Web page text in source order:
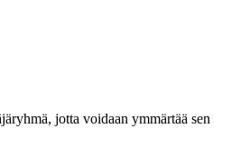
jotta voidaan ymmärtää sen